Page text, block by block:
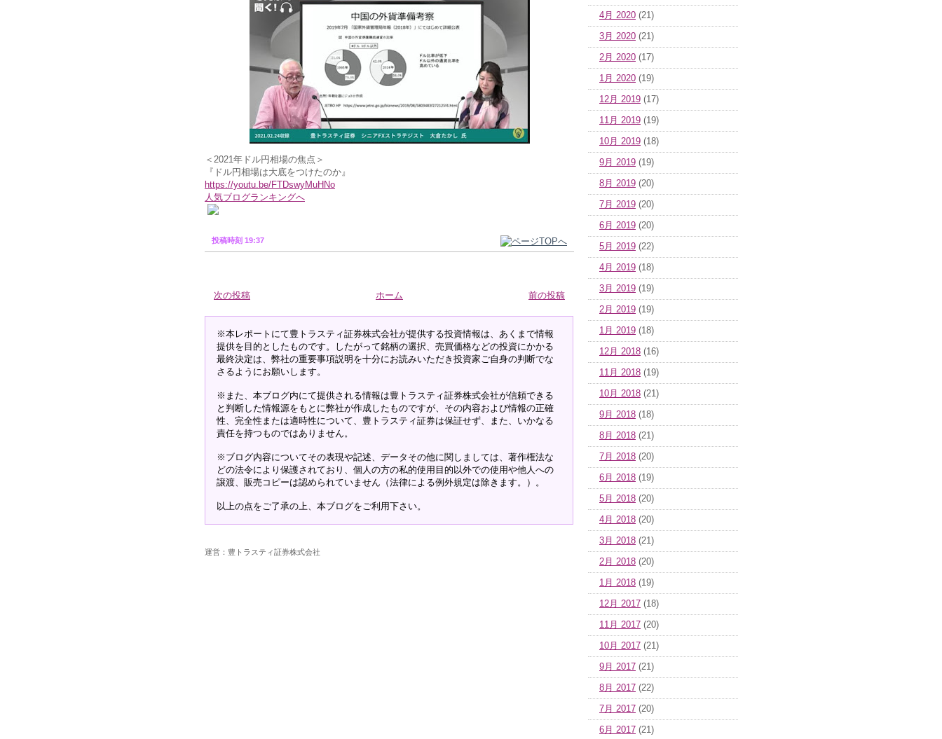
＜2021年ドル円相場の焦点＞
『ドル円相場は大底をつけたのか』
https://youtu.be/FTDswyMuHNo
人気ブログランキングへ
投稿時刻 19:37
次の投稿 前の投稿
ホーム
※本レポートにて豊トラスティ証券株式会社が提供する投資情報は、あくまで情報
提供を目的としたものです。したがって銘柄の選択、売買価格などの投資にかかる
最終決定は、弊社の重要事項説明を十分にお読みいただき投資家ご自身の判断でな
さるようにお願いします。
※また、本ブログ内にて提供される情報は豊トラスティ証券株式会社が信頼できる
と判断した情報源をもとに弊社が作成したものですが、その内容および情報の正確
性、完全性または適時性について、豊トラスティ証券は保証せず、また、いかなる
責任を持つものではありません。
※ブログ内容についてその表現や記述、データその他に関しましては、著作権法な
どの法令により保護されており、個人の方の私的使用目的以外での使用や他人への
譲渡、販売コピーは認められていません（法律による例外規定は除きます。）。
以上の点をご了承の上、本ブログをご利用下さい。
運営：豊トラスティ証券株式会社
4月 2020 (21)
3月 2020 (21)
2月 2020 (17)
1月 2020 (19)
12月 2019 (17)
11月 2019 (19)
10月 2019 (18)
9月 2019 (19)
8月 2019 (20)
7月 2019 (20)
6月 2019 (20)
5月 2019 (22)
4月 2019 (18)
3月 2019 (19)
2月 2019 (19)
1月 2019 (18)
12月 2018 (16)
11月 2018 (19)
10月 2018 (21)
9月 2018 (18)
8月 2018 (21)
7月 2018 (20)
6月 2018 (19)
5月 2018 (20)
4月 2018 (20)
3月 2018 (21)
2月 2018 (20)
1月 2018 (19)
12月 2017 (18)
11月 2017 (20)
10月 2017 (21)
9月 2017 (21)
8月 2017 (22)
7月 2017 (20)
6月 2017 (21)